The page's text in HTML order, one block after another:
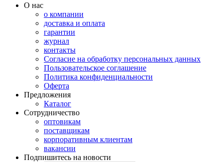
О нас
о компании
доставка и оплата
гарантии
журнал
контакты
Согласие на обработку персональных данных
Пользовательское соглашение
Политика конфиденциальности
Оферта
Предложения
Каталог
Сотрудничество
оптовикам
поставщикам
корпоративным клиентам
вакансии
Подпишитесь на новости